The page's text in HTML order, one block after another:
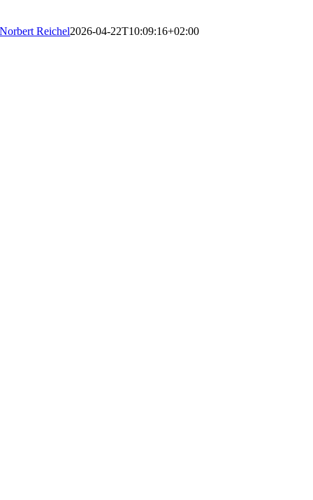
Norbert Reichel2026-04-22T10:09:16+02:00